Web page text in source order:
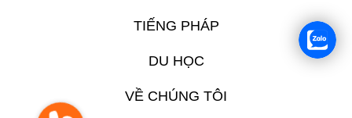
TIẾNG PHÁP
DU HỌC
VỀ CHÚNG TÔI